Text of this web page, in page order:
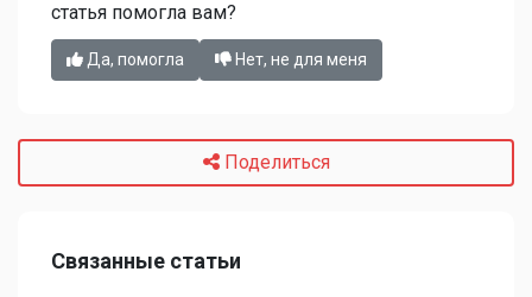
статья помогла вам?
Да, помогла Нет, не для меня
Поделиться
Связанные статьи